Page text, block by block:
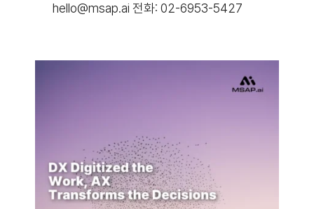
hello@msap.ai 전화: 02-6953-5427